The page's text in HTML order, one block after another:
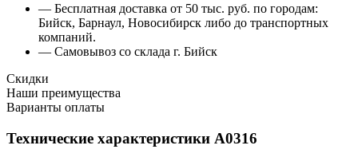
— Бесплатная доставка от 50 тыс. руб. по городам:
Бийск, Барнаул, Новосибирск либо до транспортных
компаний.
— Самовывоз со склада г. Бийск
Скидки
Наши преимущества
Варианты оплаты
Технические характеристики А0316